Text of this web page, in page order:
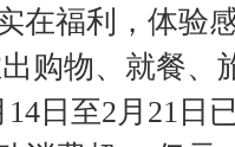
在福利，体验
购物、就餐、
日至2月21日